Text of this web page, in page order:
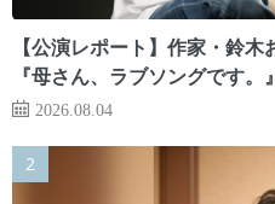
【公演レポート】作家・鈴
『母さん、ラブソングです。』
2026.08.04